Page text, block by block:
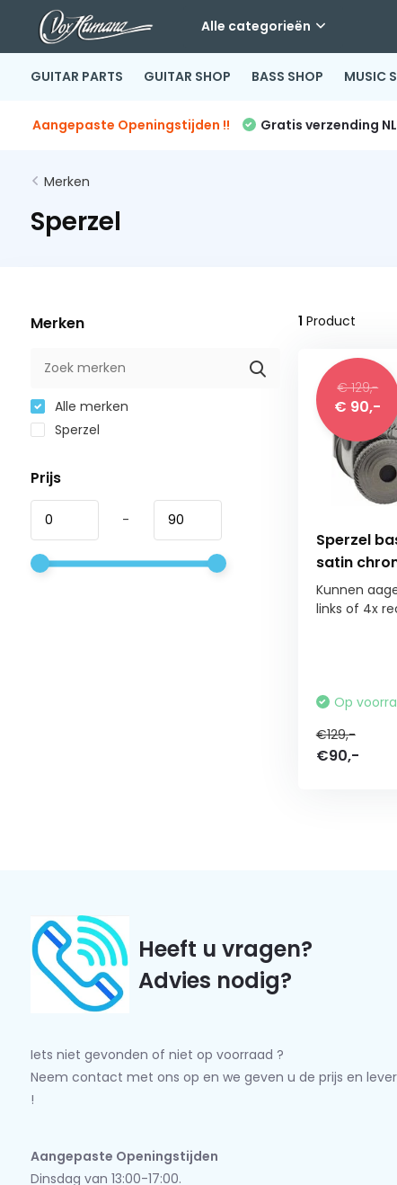
Alle categorieën
GUITAR PARTS GUITAR SHOP BASS SHOP MUSIC
Aangepaste Openingstijden !! Gratis verzending NL
Merken
Sperzel
Merken
Alle merken
Sperzel
Prijs
-
1 Product
€ 129,-
€ 90,-
Sperzel
satin
Kunnen
links of 4x
Op
€129,-
€90,-
Heeft u vragen?
Advies nodig?
Iets niet gevonden of niet op voorraad ?
Neem contact met ons op en we geven u de prijs en
!
Aangepaste Openingstijden
Dinsdag van 13:00-17:00.